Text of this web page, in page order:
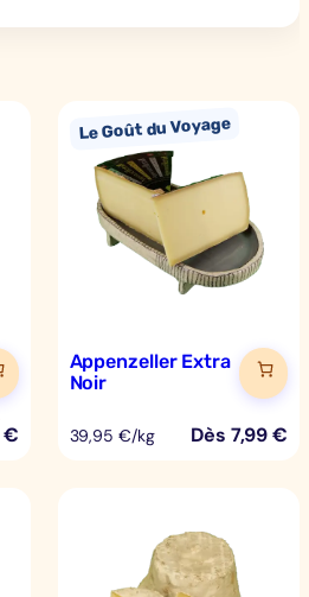
€
Appenzeller Extra
Noir
39,95 €/kg Dès 7,99€